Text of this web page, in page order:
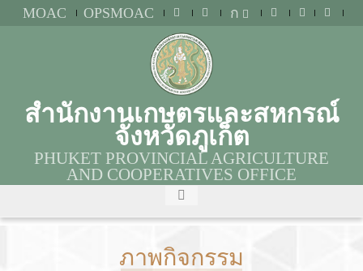
MOAC OPSMOAC ก
สำนักงานเกษตรและสหกรณ์
จังหวัดภูเก็ต
PHUKET PROVINCIAL AGRICULTURE
AND COOPERATIVES OFFICE
ภาพกิจกรรม